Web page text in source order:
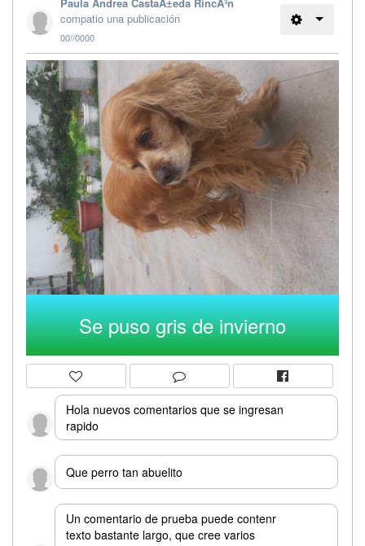
compatio una publicación
00//0000
Se puso gris de invierno
Hola nuevos comentarios que se ingresan
rapido
Que perro tan abuelito
Un comentario de prueba puede contenr
texto bastante largo, que cree varios